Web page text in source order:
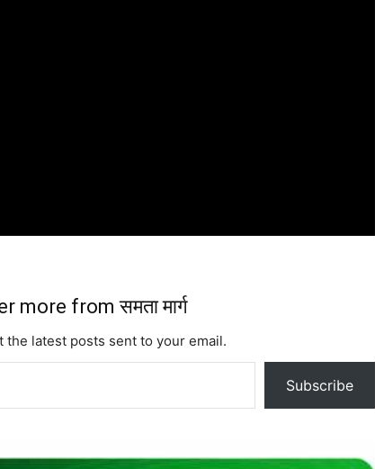
more from समता मार्ग
the latest posts sent to your email.
Subscribe